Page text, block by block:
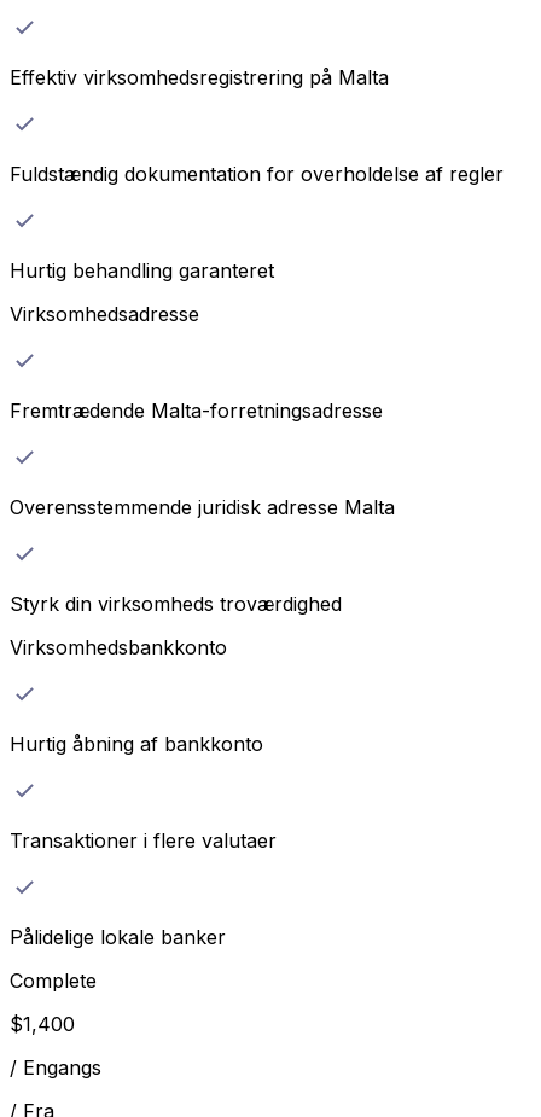
Effektiv virksomhedsregistrering på Malta
Fuldstændig dokumentation for overholdelse af regler
Hurtig behandling garanteret
Virksomhedsadresse
Fremtrædende Malta-forretningsadresse
Overensstemmende juridisk adresse Malta
Styrk din virksomheds troværdighed
Virksomhedsbankkonto
Hurtig åbning af bankkonto
Transaktioner i flere valutaer
Pålidelige lokale banker
Complete
$1,400
/ Engangs
/ Fra